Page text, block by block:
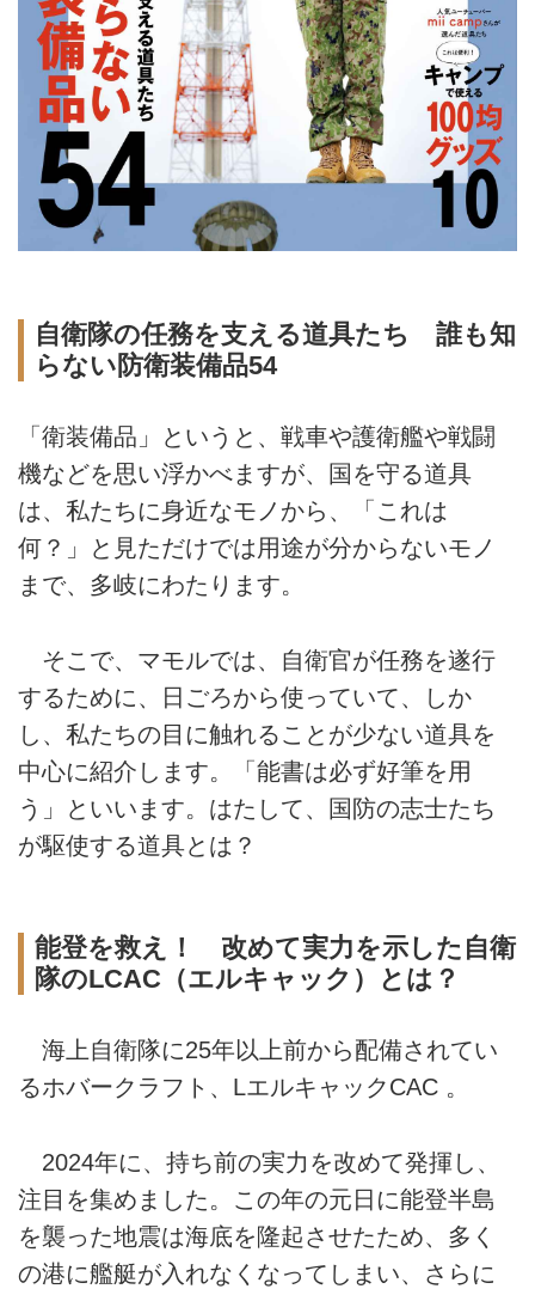
自衛隊の任務を支える道具たち 誰も知
らない防衛装備品54
「衛装備品」というと、戦車や護衛艦や戦闘
機などを思い浮かべますが、国を守る道具
は、私たちに身近なモノから、「これは
何？」と見ただけでは用途が分からないモノ
まで、多岐にわたります。
そこで、マモルでは、自衛官が任務を遂行
するために、日ごろから使っていて、しか
し、私たちの目に触れることが少ない道具を
中心に紹介します。「能書は必ず好筆を用
う」といいます。はたして、国防の志士たち
が駆使する道具とは？
能登を救え！ 改めて実力を示した自衛
隊のLCAC（エルキャック）とは？
海上自衛隊に25年以上前から配備されてい
るホバークラフト、LエルキャックCAC 。
2024年に、持ち前の実力を改めて発揮し、
注目を集めました。この年の元日に能登半島
を襲った地震は海底を隆起させたため、多く
の港に艦艇が入れなくなってしまい、さらに